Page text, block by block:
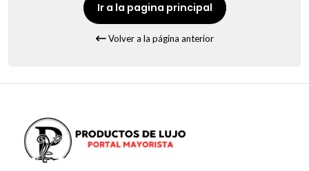
Ir a la pagina principal
Volver a la página anterior